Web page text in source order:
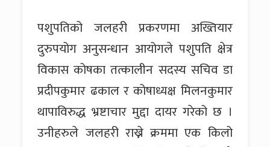
पशुपतिको जलहरी प्रकरणमा अख्तियार
दुरुपयोग अनुसन्धान आयोगले पशुपति क्षेत्र
विकास कोषका तत्कालीन सदस्य सचिव डा
प्रदीपकुमार ढकाल र कोषाध्यक्ष मिलनकुमार
थापाविरुद्ध भ्रष्टाचार मुद्दा दायर गरेको छ ।
उनीहरुले जलहरी राख्ने क्रममा एक किलो